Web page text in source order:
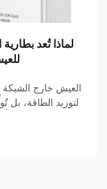
لماذا تُعد
العيش خارج الشبكة
لتوريد الطاقة، بل
أساسيًّا في هذه